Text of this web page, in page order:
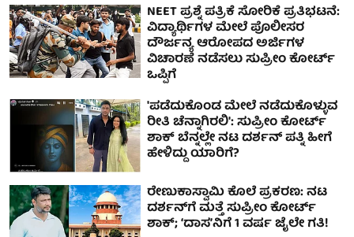
NEET ಪ್ರಶ್ನೆ ಪತ್ರಿಕೆ ಸೋರಿಕೆ ಪ್ರತಿಭಟನೆ:
ವಿದ್ಯಾರ್ಥಿಗಳ ಮೇಲೆ ಪೊಲೀಸರ
ದೌರ್ಜನ್ಯ ಆರೋಪದ ಅರ್ಜಿಗಳ
ವಿಚಾರಣೆ ನಡೆಸಲು ಸುಪ್ರೀಂ ಕೋರ್ಟ್
ಒಪ್ಪಿಗೆ
'ಪಡೆದುಕೊಂಡ ಮೇಲೆ ನಡೆದುಕೊಳ್ಳುವ
ರೀತಿ ಚೆನ್ನಾಗಿರಲಿ': ಸುಪ್ರೀಂ ಕೋರ್ಟ್
ಶಾಕ್ ಬೆನ್ನಲ್ಲೇ ನಟ ದರ್ಶನ್ ಪತ್ನಿ ಹೀಗೆ
ಹೇಳಿದ್ದು ಯಾರಿಗೆ?
ರೇಣುಕಾಸ್ವಾಮಿ ಕೊಲೆ ಪ್ರಕರಣ: ನಟ
ದರ್ಶನ್‌ಗೆ ಮತ್ತೆ ಸುಪ್ರೀಂ ಕೋರ್ಟ್
ಶಾಕ್‌; ʻದಾಸʼನಿಗೆ 1 ವರ್ಷ ಜೈಲೇ ಗತಿ!